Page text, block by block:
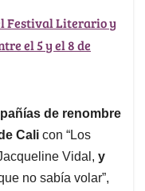
Festival Literario y
el 5 y el 8 de
de renombre
Cali con “Los
Vidal, y
no sabía volar”,